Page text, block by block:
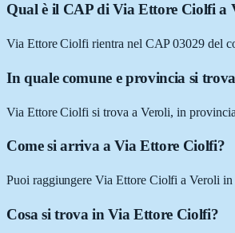
Qual è il CAP di Via Ettore Ciolfi a
Via Ettore Ciolfi rientra nel CAP 03029 del
In quale comune e provincia si
Via Ettore Ciolfi si trova a Veroli, in
Come si arriva a Via Ettore Ciolfi?
Puoi raggiungere Via Ettore Ciolfi a Veroli
Cosa si trova in Via Ettore Ciolfi?